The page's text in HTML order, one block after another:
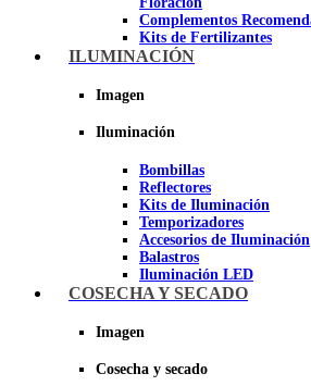
Complementos
Kits de Fertilizantes
ILUMINACIÓN
Imagen
Iluminación
Bombillas
Reflectores
Kits de Iluminación
Temporizadores
Accesorios de Iluminación
Balastros
Iluminación LED
Iluminación LEC
COSECHA Y SECADO
Imagen
Cosecha y secado